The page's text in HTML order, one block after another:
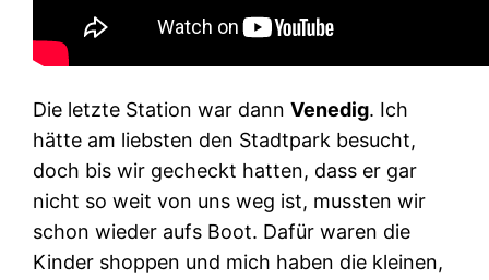
Die letzte Station war dannVenedig. Ich
hätte am liebsten den Stadtpark besucht,
doch bis wir gecheckt hatten, dass er gar
nicht so weit von uns weg ist, mussten wir
schon wieder aufs Boot. Dafür waren die
Kinder shoppen und mich haben die kleinen,